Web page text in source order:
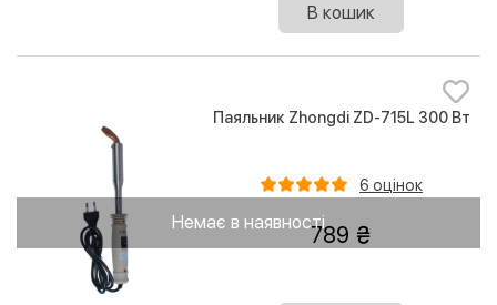
В кошик
Немає в наявності
Паяльник Zhongdi ZD-715L 300 Вт
6 оцінок
789